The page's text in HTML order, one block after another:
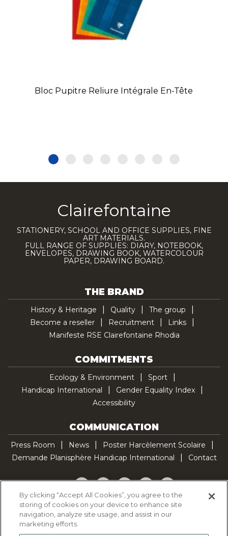
Bloc Pupitre Reliure Intégrale En-Tête
Clairefontaine
STATIONERY, SCHOOL AND OFFICE SUPPLIES, FINE
ART MATERIALS.
FULL RANGE OF SUPPLIES: DIARY, NOTEBOOK,
ENVELOPES, DRAWING BOOK, WATERCOLOUR
PAPER, DRAWING BOARD.
THE BRAND
History & Heritage Quality
The group
Become a reseller
Recruitment
Links
Manifeste RSE Clairefontaine Rhodia
COMMITMENTS
Ecology & Environment
Sport
Handicap International
Gender Equality Index
Accessibility
COMMUNICATION
Press Room News
Poster Harcèlement Scolaire
Demande Planisphère Handicap International
Contact
Facebook
TwitterYouTubePinterestTikTok
Cookie Policy
By clicking “Accept All Cookies”, you agree to the
storing of cookies on your device to enhance site
navigation, analyze site usage, and assist in our
marketing efforts.